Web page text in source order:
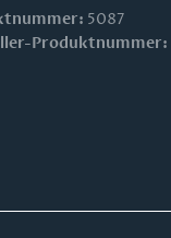
5087
Produktnummer: